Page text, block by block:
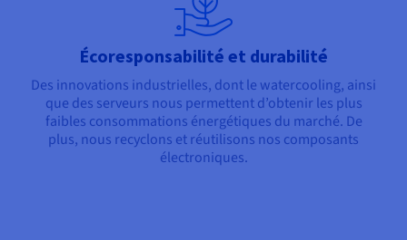
Écoresponsabilité et durabilité
Des innovations industrielles, dont le watercooling, ainsi
que des serveurs nous permettent d’obtenir les plus
faibles consommations énergétiques du marché. De
plus, nous recyclons et réutilisons nos composants
électroniques.